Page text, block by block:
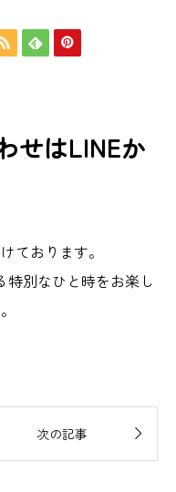
 
せはLINEか
ております。
特別なひと時をお楽し
次の記事 